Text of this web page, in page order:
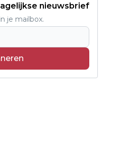
nieuwsbrief
je mailbox.